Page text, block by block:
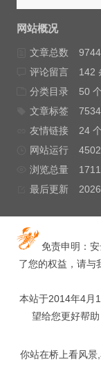
网站概况
文章总数
评论留言
142
分类目录
50 个
文章标签
友情链接
24 个
网站运行
浏览总量
最后更新
免责申明：
了您的权益，请与
本站于2014年4月
望给您更好帮
你站在桥上看风